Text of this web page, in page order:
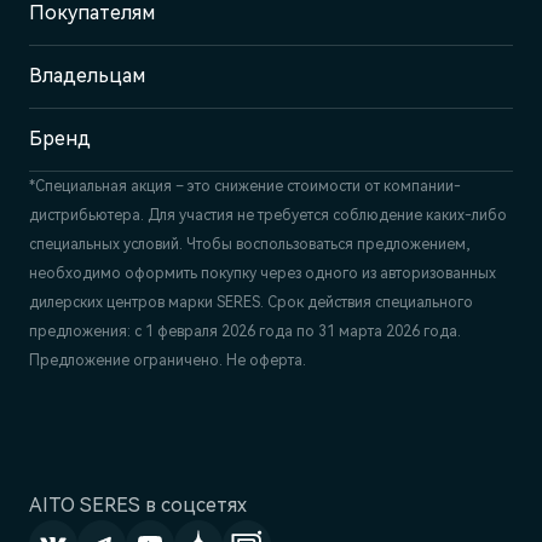
AITO SERES в соцсетях
Отдел продаж
+7 (843) 210-39-45
Сервис
+7 (843) 558-22-74
Покупателям
Владельцам
Бренд
*Специальная акция – это снижение стоимости от компании-
дистрибьютера. Для участия не требуется соблюдение каких-либо
специальных условий. Чтобы воспользоваться предложением,
необходимо оформить покупку через одного из авторизованных
дилерских центров марки SERES. Срок действия специального
предложения: с 1 февраля 2026 года по 31 марта 2026 года.
Предложение ограничено. Не оферта.